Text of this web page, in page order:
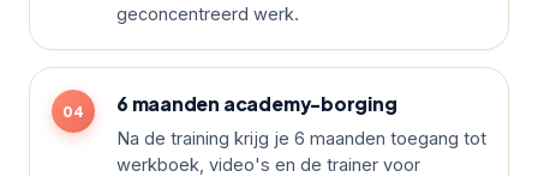
geconcentreerd werk.
6 maanden academy-borging
Na de training krijg je 6 maanden toegang tot
werkboek, video's en de trainer voor